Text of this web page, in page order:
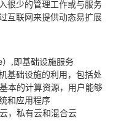
很少的管理工作或与服务
互联网来提供动态易扩展
,即基础设施服务
基础设施的利用，包括处
本的计算资源，用户能够
和应用程序
，私有云和混合云